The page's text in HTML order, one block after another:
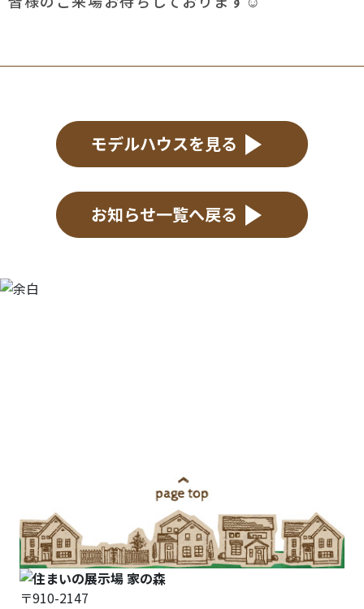
モデルハウスを見る
お知らせ一覧へ戻る
〒910-2147